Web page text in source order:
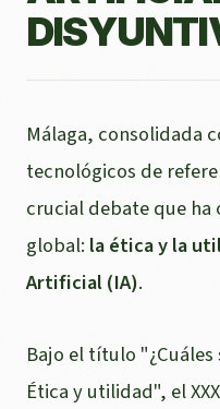
Málaga, consolidada
tecnológicos de
crucial debate que
global: la ética y la
Artificial (IA).
Bajo el título "¿Cuáles
Ética y utilidad", el